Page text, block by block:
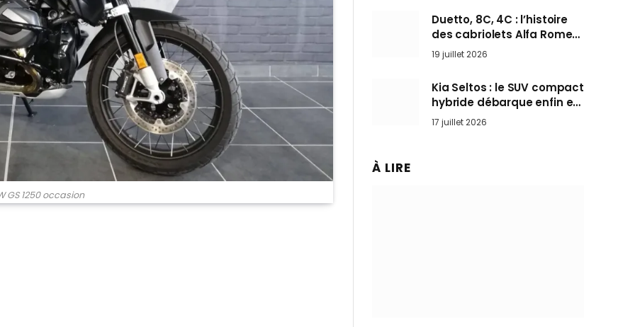
GS 1250 occasion
Duetto, 8C, 4C : l’histoire
des cabriolets Alfa Romeo,
ces Spider qui ont défini
l’art de rouler cheveux au
vent
19 juillet 2026
Kia Seltos : le SUV compact
hybride débarque enfin en
France pour bousculer les
Nissan Qashqai et Toyota
17 juillet 2026
À LIRE